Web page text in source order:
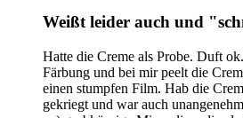
Weißt leider auch und
Hatte die Creme als Probe. Duft
Färbung und bei mir peelt die
einen stumpfen Film. Hab die
gekriegt und war auch